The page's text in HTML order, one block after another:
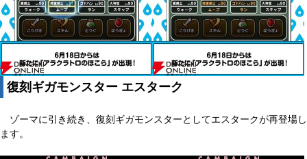
復刻ギガモンスター エスターク
ゾーマに引き続き、復刻ギガモンスターとしてエスタークが再登場し
ます。